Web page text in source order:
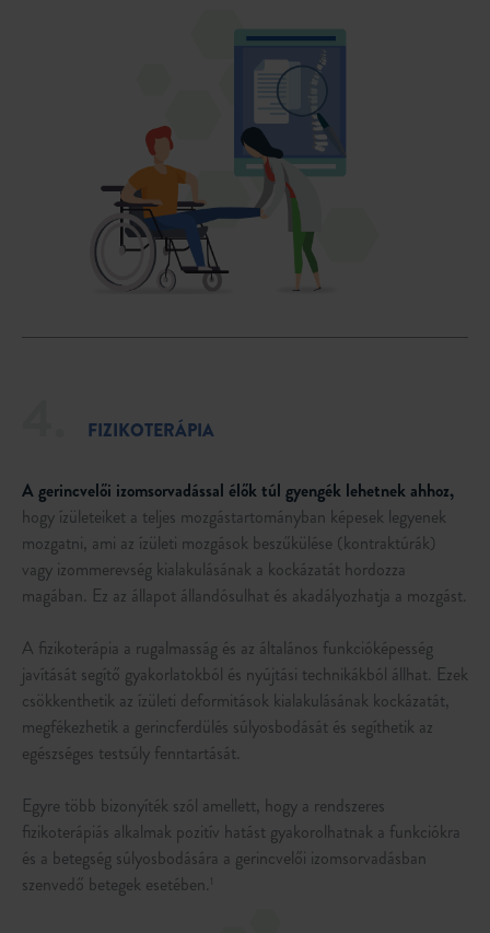
FIZIKOTERÁPIA
A gerincvelői izomsorvadással élők túl gyengék lehetnek ahhoz,
hogy ízületeiket a teljes mozgástartományban képesek legyenek
mozgatni, ami az ízületi mozgások beszűkülése (kontraktúrák)
vagy izommerevség kialakulásának a kockázatát hordozza
magában. Ez az állapot állandósulhat és akadályozhatja a mozgást.
A fizikoterápia a rugalmasság és az általános funkcióképesség
javítását segítő gyakorlatokból és nyújtási technikákból állhat. Ezek
csökkenthetik az ízületi deformitások kialakulásának kockázatát,
megfékezhetik a gerincferdülés súlyosbodását és segíthetik az
egészséges testsúly fenntartását.
Egyre több bizonyíték szól amellett, hogy a rendszeres
fizikoterápiás alkalmak pozitív hatást gyakorolhatnak a funkciókra
és a betegség súlyosbodására a gerincvelői izomsorvadásban
szenvedő betegek esetében. 1